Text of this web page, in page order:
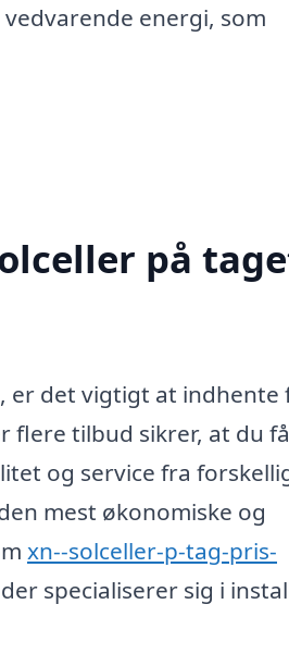
energi, som
på
er det vigtigt at indhente
flere tilbud sikrer, at du
og service fra
mest økonomiske og
xn--solceller-p-tag-pris-
specialiserer sig i